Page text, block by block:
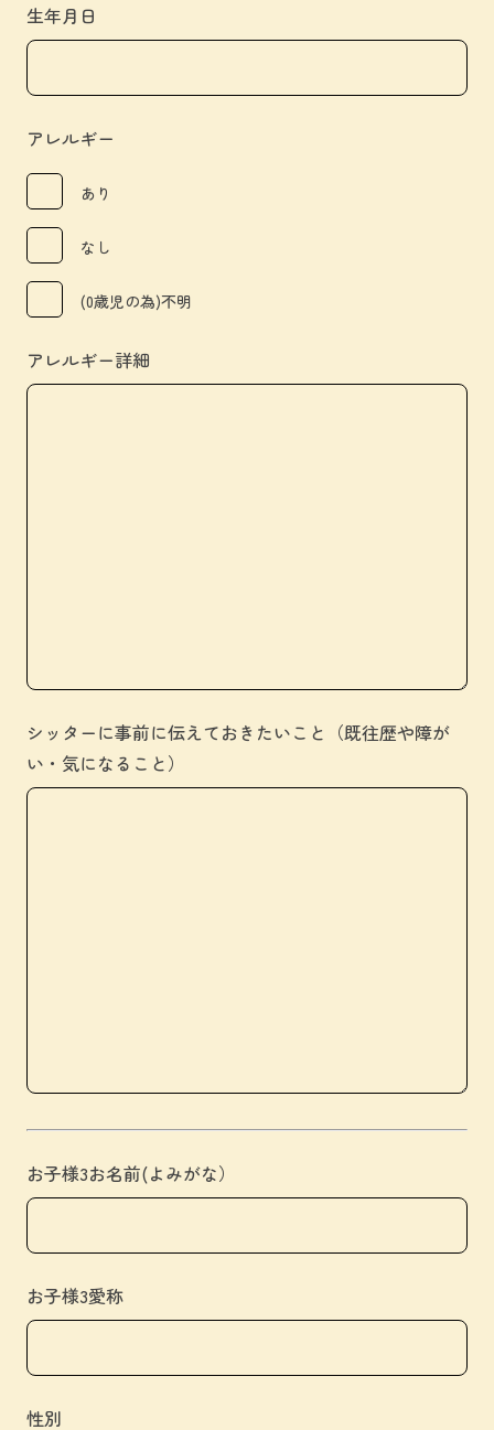
生年月日
アレルギー
あり
なし
(0歳児の為)不明
アレルギー詳細
シッターに事前に伝えておきたいこと（既往歴や障が
い・気になること）
お子様3お名前(よみがな）
お子様3愛称
性別